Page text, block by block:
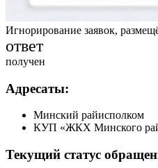
Игнорирование заявок,
ответ
получен
Адресаты:
Минский райисполком
КУП «ЖКХ Минского
Текущий статус